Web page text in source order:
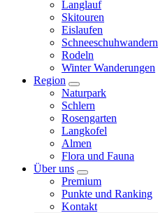
Langlauf
Skitouren
Eislaufen
Schneeschuhwandern
Rodeln
Winter Wanderungen
Region
Naturpark
Schlern
Rosengarten
Langkofel
Almen
Flora und Fauna
Über uns
Premium
Punkte und Ranking
Kontakt